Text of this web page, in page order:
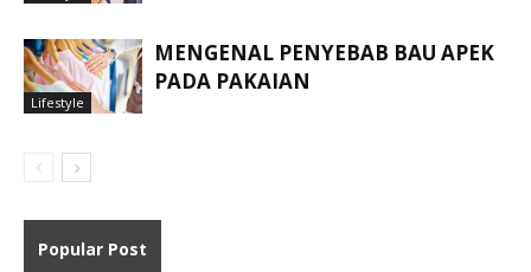
Lifestyle
MENGENAL PENYEBAB BAU APEK
PADA PAKAIAN
Popular Post